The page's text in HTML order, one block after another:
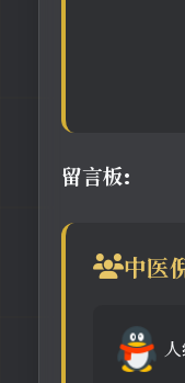
留言板:
中医